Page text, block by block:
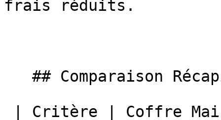
frais réduits.